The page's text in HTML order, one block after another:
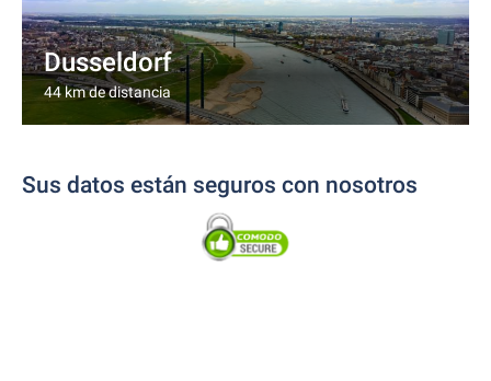
Dusseldorf
44 km de distancia
Sus datos están seguros con nosotros